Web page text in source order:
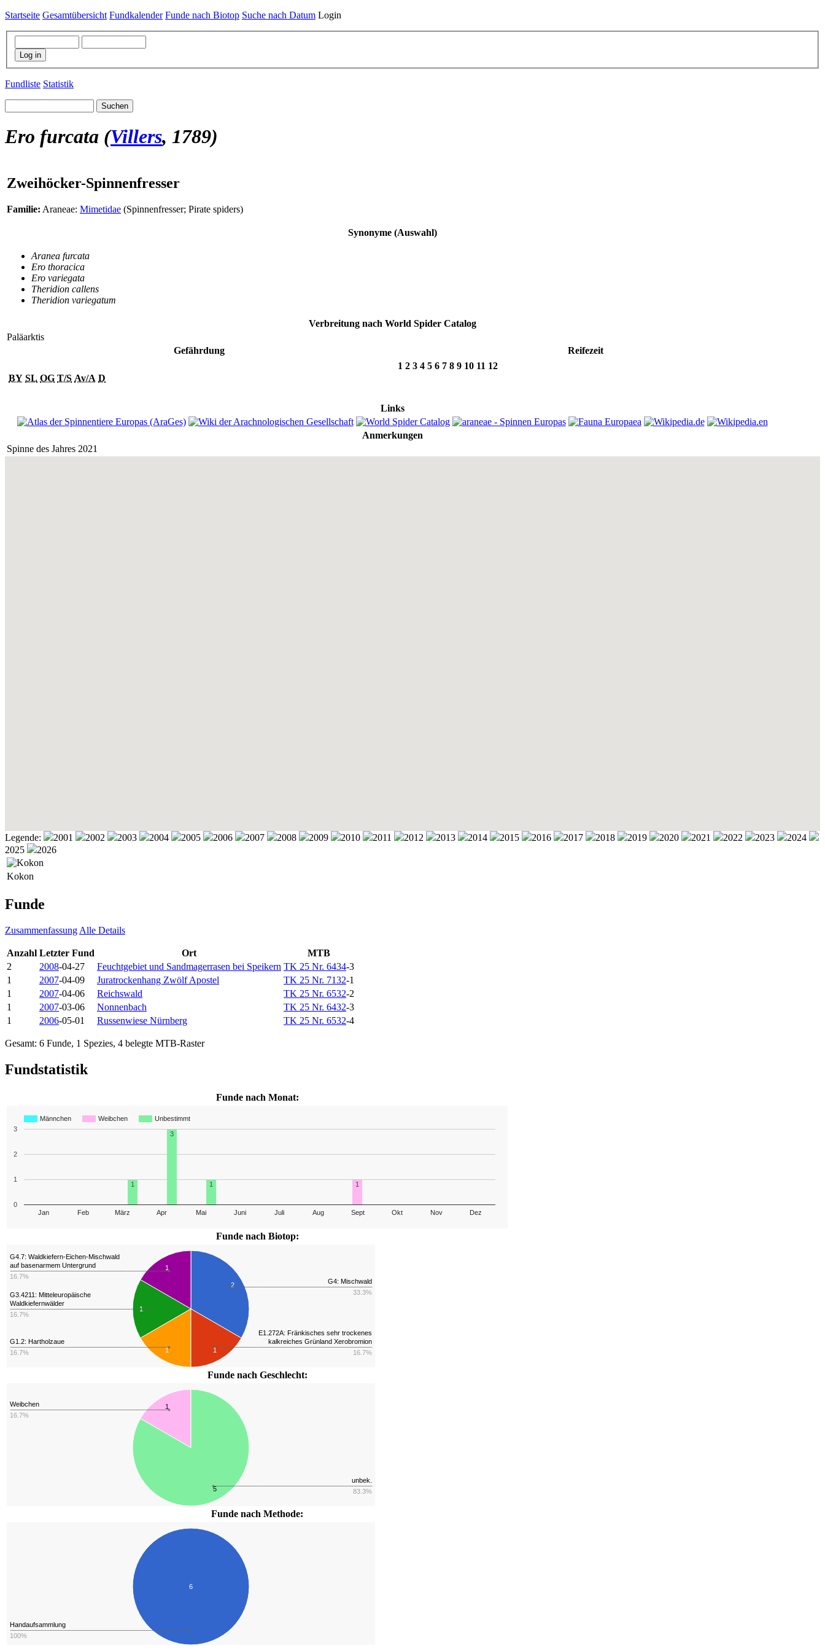
Startseite Gesamtübersicht Fundkalender Funde nach Biotop Suche nach Datum Login
Log in
Fundliste Statistik
Suchen
Ero furcata (Villers, 1789)
Zweihöcker-Spinnenfresser
Familie: Araneae: Mimetidae (Spinnenfresser; Pirate spiders)
Synonyme (Auswahl)
Aranea furcata
Ero thoracica
Ero variegata
Theridion callens
Theridion variegatum
Verbreitung nach World Spider Catalog
Paläarktis
Gefährdung
Reifezeit
BY SL OG T/S Av/A D
1 2 3 4 5 6 7 8 9 10 11 12
Links
Anmerkungen
Spinne des Jahres 2021
Legende: 2001 2002 2003 2004 2005 2006 2007 2008 2009 2010 2011 2012 2013 2014 2015 2016 2017 2018 2019 2020 2021 2022 2023
2024
2025
2026
Kokon
Funde
Zusammenfassung Alle Details
Anzahl Letzter Fund Ort
MTB
2
2008-04-27 Feuchtgebiet und Sandmagerrasen bei Speikern TK 25 Nr. 6434-3
1
2007-04-09 Juratrockenhang Zwölf Apostel TK 25 Nr. 7132-1
1
2007-04-06 Reichswald TK 25 Nr. 6532-2
1
2007-03-06 Nonnenbach TK 25 Nr. 6432-3
1
2006-05-01 Russenwiese Nürnberg TK 25 Nr. 6532-4
Gesamt: 6 Funde, 1 Spezies, 4 belegte MTB-Raster
Fundstatistik
Funde nach Monat:
Männchen Weibchen Unbestimmt
Jan Feb März Apr Mai Juni Juli Aug Sept Okt Nov Dez
0
1
2
3
1
1
3
1
Funde nach Biotop:
2
1
1
1 1
G4: Mischwald
33.3%
E1.272A: Fränkisches sehr trockenes
kalkreiches Grünland Xerobromion
16.7%
G1.2: Hartholzaue
16.7%
G3.4211: Mitteleuropäische
Waldkiefernwälder
16.7%
G4.7: Waldkiefern-Eichen-Mischwald
auf basenarmem Untergrund
16.7%
Funde nach Geschlecht:
1
5
unbek.
83.3%
Weibchen
16.7%
Funde nach Methode:
6
Handaufsammlung
100%